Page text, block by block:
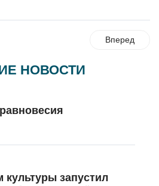
Вперед
НОВОСТИ
культуры запустил